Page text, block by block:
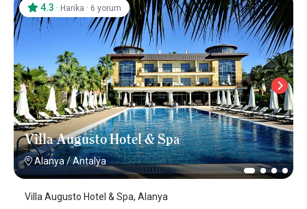
Villa Augusto Hotel & Spa
Alanya /Antalya
4.3 · Harika · 6 yorum
Villa Augusto Hotel & Spa, Alanya